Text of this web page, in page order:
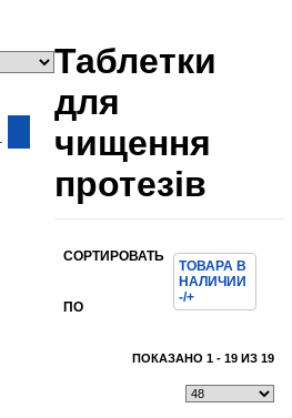
Таблетки
для
чищення
протезів
СОРТИРОВАТЬ
ПО
ТОВАРА В
НАЛИЧИИ
-/+
ПОКАЗАНО 1 - 19 ИЗ 19